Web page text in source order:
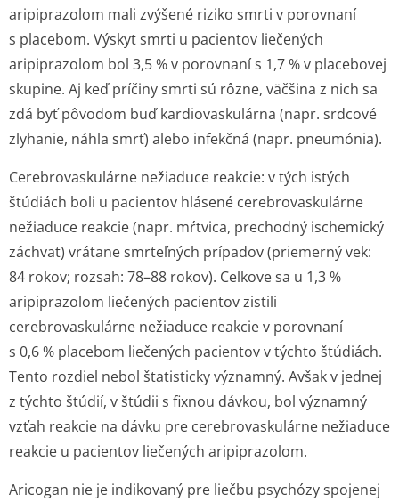
aripiprazolom mali zvýšené riziko smrti v porovnaní
s placebom. Výskyt smrti u pacientov liečených
aripiprazolom bol 3,5 % v porovnaní s 1,7 % v placebovej
skupine. Aj keď príčiny smrti sú rôzne, väčšina z nich sa
zdá byť pôvodom buď kardiovaskulárna (napr. srdcové
zlyhanie, náhla smrť) alebo infekčná (napr. pneumónia).
Cerebrovaskulárne nežiaduce reakcie: v tých istých
štúdiách boli u pacientov hlásené cerebrovaskulárne
nežiaduce reakcie (napr. mŕtvica, prechodný ischemický
záchvat) vrátane smrteľných prípadov (priemerný vek:
84 rokov; rozsah: 78–88 rokov). Celkove sa u 1,3 %
aripiprazolom liečených pacientov zistili
cerebrovaskulárne nežiaduce reakcie v porovnaní
s 0,6 % placebom liečených pacientov v týchto štúdiách.
Tento rozdiel nebol štatisticky významný. Avšak v jednej
z týchto štúdií, v štúdii s fixnou dávkou, bol významný
vzťah reakcie na dávku pre cerebrovaskulárne nežiaduce
reakcie u pacientov liečených aripiprazolom.
Aricogan nie je indikovaný pre liečbu psychózy spojenej